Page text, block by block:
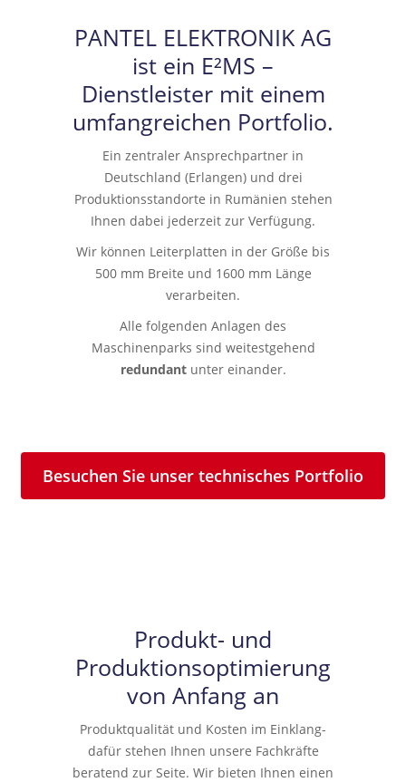
PANTEL ELEKTRONIK AG
ist ein E²MS –
Dienstleister mit einem
umfangreichen Portfolio.
Ein zentraler Ansprechpartner in
Deutschland (Erlangen) und drei
Produktionsstandorte in Rumänien stehen
Ihnen dabei jederzeit zur Verfügung.
Wir können Leiterplatten in der Größe bis
500 mm Breite und 1600 mm Länge
verarbeiten.
Alle folgenden Anlagen des
Maschinenparks sind weitestgehend
redundantunter einander.
Besuchen Sie unser technisches Portfolio
Produkt- und
Produktionsoptimierung
von Anfang an
Produktqualität und Kosten im Einklang-
dafür stehen Ihnen unsere Fachkräfte
beratend zur Seite. Wir bieten Ihnen einen